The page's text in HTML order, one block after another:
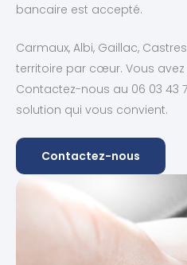
bancaire est accepté.
Carmaux, Albi, Gaillac,
territoire par cœur. Vous
Contactez-nous au 06 03 43
solution qui vous convient.
Contactez-nous